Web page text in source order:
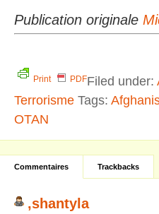
Publication originale
Print PDFFiled under:
Terrorisme Tags:
OTAN
Commentaires Trackbacks
,shantyla